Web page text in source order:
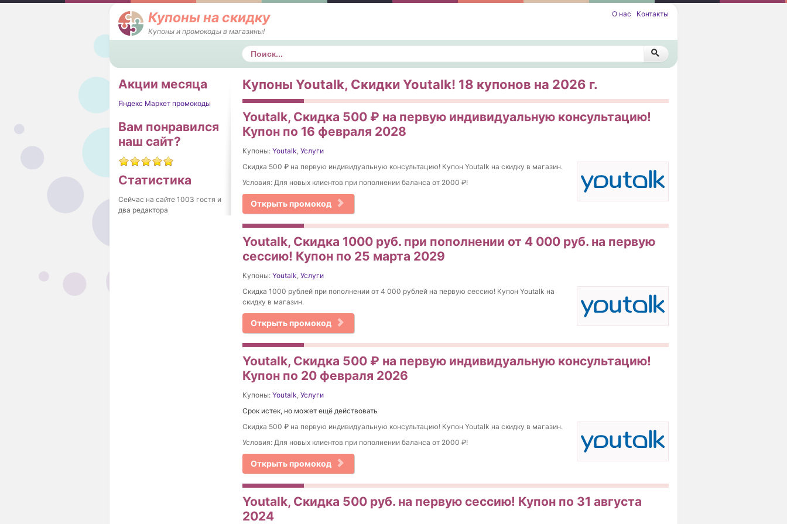
Купоны на скидку
Купоны и промокоды в магазины!
О нас Контакты
Поиск
Акции месяца
Яндекс Маркет промокоды
Вам понравился
наш сайт?
Статистика
Сейчас на сайте 1003 гостя и
два редактора
Купоны Youtalk, Скидки Youtalk! 18 купонов на 2026 г.
Youtalk, Cкидка 500 ₽ на первую индивидуальную консультацию!
Купон по 16 февраля 2028
Купоны: Youtalk, Услуги
Cкидка 500 ₽ на первую индивидуальную консультацию! Купон Youtalk на скидку в магазин.
Условия: Для новых клиентов при пополнении баланса от 2000 ₽!
Открыть промокод
Youtalk, Скидка 1000 руб. при пополнении от 4 000 руб. на первую
сессию! Купон по 25 марта 2029
Купоны: Youtalk, Услуги
Скидка 1000 рублей при пополнении от 4 000 рублей на первую сессию! Купон Youtalk на
скидку в магазин.
Открыть промокод
Youtalk, Cкидка 500 ₽ на первую индивидуальную консультацию!
Купон по 20 февраля 2026
Купоны: Youtalk, Услуги
Срок истек, но может ещё действовать
Cкидка 500 ₽ на первую индивидуальную консультацию! Купон Youtalk на скидку в магазин.
Условия: Для новых клиентов при пополнении баланса от 2000 ₽!
Открыть промокод
Youtalk, Скидка 500 руб. на первую сессию! Купон по 31 августа
2024